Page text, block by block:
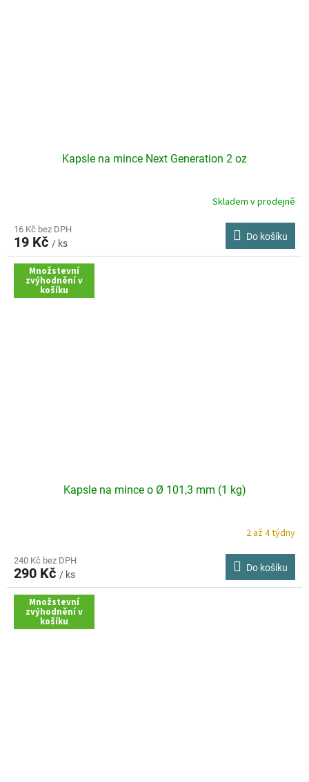
Kapsle na mince Next Generation 2 oz
produktu
je
4,0
hvězdiček.
Skladem v prodejně
16 Kč bez DPH
19 Kč / ks
Do košíku
Množstevní
zvýhodnění v
košíku
Kapsle na mince o Ø 101,3 mm (1 kg)
2 až 4 týdny
240 Kč bez DPH
290 Kč / ks
Do košíku
Množstevní
zvýhodnění v
košíku